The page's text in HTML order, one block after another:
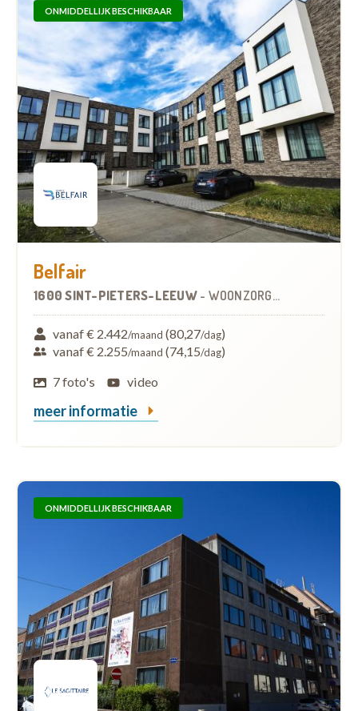
ONMIDDELLIJK BESCHIKBAAR
Belfair
1600 SINT-PIETERS-LEEUW - WOONZORGCENTRUM (WZC)
vanaf € 2.442/maand (80,27/dag)
vanaf € 2.255/maand (74,15/dag)
7 foto's
video
meer informatie
ONMIDDELLIJK BESCHIKBAAR